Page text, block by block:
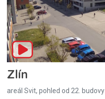
Zlín
areál Svit, pohled od 22. budovy